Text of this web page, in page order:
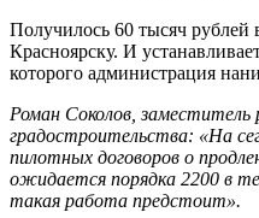
Получилось 60 тысяч рублей
Красноярску. И
которого администрация
Роман Соколов,
градостроительства: «На
пилотных договоров о
ожидается порядка 2200 в
такая работа предстоит».